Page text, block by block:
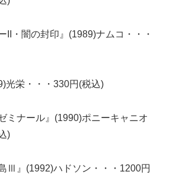
II・闇の封印』(1989)ナムコ・・・
光栄・・・330円(税込)
ミナール』(1990)ポニーキャニオ
)
Ⅲ』(1992)ハドソン・・・1200円